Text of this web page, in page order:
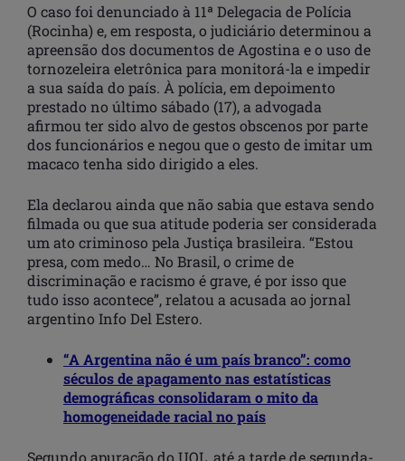
O caso foi denunciado à 11ª Delegacia de Polícia
(Rocinha) e, em resposta, o judiciário determinou a
apreensão dos documentos de Agostina e o uso de
tornozeleira eletrônica para monitorá-la e impedir
a sua saída do país. À polícia, em depoimento
prestado no último sábado (17), a advogada
afirmou ter sido alvo de gestos obscenos por parte
dos funcionários e negou que o gesto de imitar um
macaco tenha sido dirigido a eles.
Ela declarou ainda que não sabia que estava sendo
filmada ou que sua atitude poderia ser considerada
um ato criminoso pela Justiça brasileira. “Estou
presa, com medo… No Brasil, o crime de
discriminação e racismo é grave, é por isso que
tudo isso acontece”, relatou a acusada ao jornal
argentino Info Del Estero.
“A Argentina não é um país branco”: como
séculos de apagamento nas estatísticas
demográficas consolidaram o mito da
homogeneidade racial no país
Segundo apuração do UOL, até a tarde de segunda-